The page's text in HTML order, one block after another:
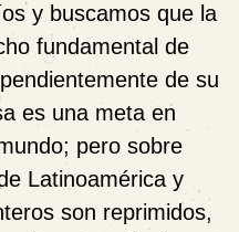
y buscamos que la
fundamental de
de su
es una meta en
pero sobre
Latinoamérica y
son reprimidos,